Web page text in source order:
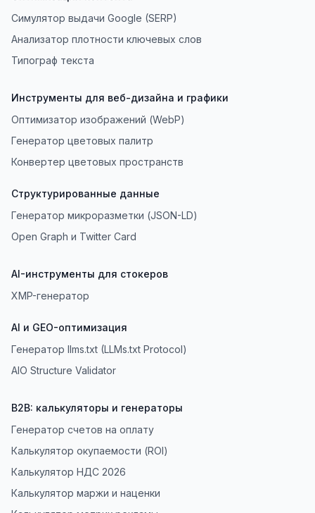
Симулятор выдачи Google (SERP)
Анализатор плотности ключевых слов
Типограф текста
Инструменты для веб-дизайна и графики
Оптимизатор изображений (WebP)
Генератор цветовых палитр
Конвертер цветовых пространств
Структурированные данные
Генератор микроразметки (JSON-LD)
Open Graph и Twitter Card
AI-инструменты для стокеров
XMP-генератор
AI и GEO-оптимизация
Генератор llms.txt (LLMs.txt Protocol)
AIO Structure Validator
B2B: калькуляторы и генераторы
Генератор счетов на оплату
Калькулятор окупаемости (ROI)
Калькулятор НДС 2026
Калькулятор маржи и наценки